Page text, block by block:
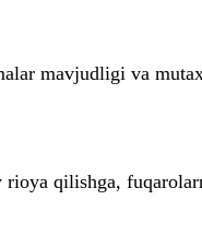
mavjudligi va
qilishga,